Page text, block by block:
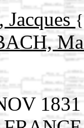
Jacques